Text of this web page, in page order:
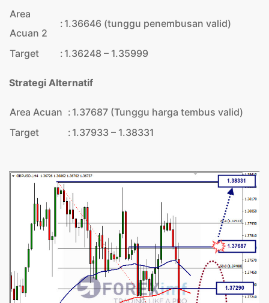
Area
Acuan 2
: 1.36646 (tunggu penembusan valid)
Target : 1.36248 – 1.35999
Strategi Alternatif
Area Acuan : 1.37687 (Tunggu harga tembus valid)
Target
: 1.37933 – 1.38331